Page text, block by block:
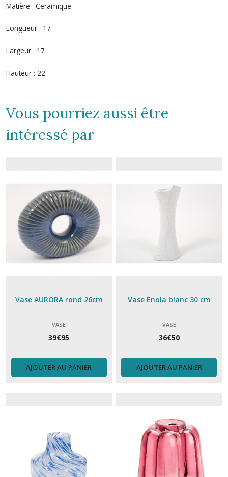
Matière : Ceramique
Longueur : 17
Largeur : 17
Hauteur : 22
Vous pourriez aussi être
intéressé par
Vase AURORA rond 26cm
VASE
39€95
AJOUTER AU PANIER
Vase Enola blanc 30 cm
VASE
36€50
AJOUTER AU PANIER